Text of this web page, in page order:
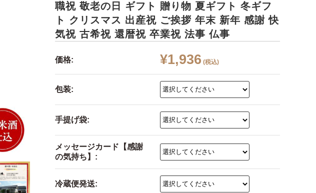
職祝 敬老の日 ギフト 贈り物 夏ギフト 冬ギフ
ト クリスマス 出産祝 ご挨拶 年末 新年 感謝 快
気祝 古希祝 還暦祝 卒業祝 法事 仏事
価格: ¥1,936 (税込)
包装:
手提げ袋:
メッセージカード【感謝
の気持ち】:
冷蔵便発送: